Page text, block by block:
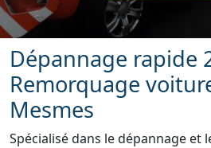
Dépannage rapide
Remorquage
Mesmes
Spécialisé dans le dépannage et